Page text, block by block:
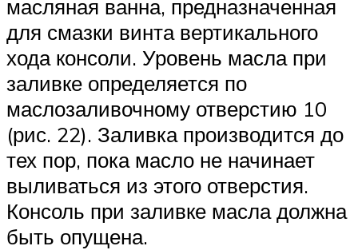
масляная ванна, предназначенная
для смазки винта вертикального
хода консоли. Уровень масла при
заливке определяется по
маслозаливочному отверстию 10
(рис. 22). Заливка производится до
тех пор, пока масло не начинает
выливаться из этого отверстия.
Консоль при заливке масла должна
быть опущена.